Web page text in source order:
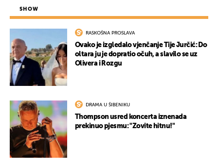
SHOW
RASKOŠNA PROSLAVA
Ovako je izgledalo vjenčanje Tije Jurčić: Do
oltara ju je dopratio očuh, a slavilo se uz
Olivera i Rozgu
DRAMA U ŠIBENIKU
Thompson usred koncerta iznenada
prekinuo pjesmu: "Zovite hitnu!"